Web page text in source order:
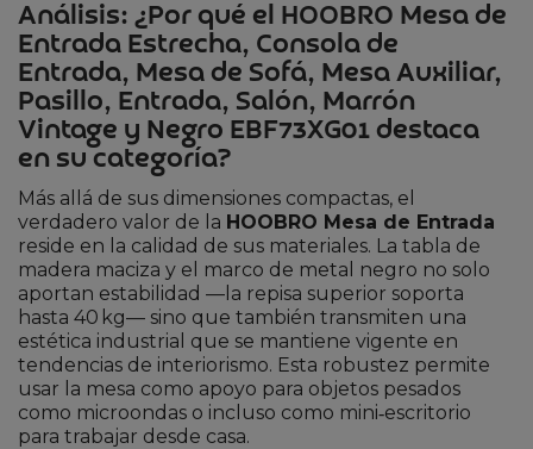
Análisis: ¿Por qué el HOOBRO Mesa de
Entrada Estrecha, Consola de
Entrada, Mesa de Sofá, Mesa Auxiliar,
Pasillo, Entrada, Salón, Marrón
Vintage y Negro EBF73XG01 destaca
en su categoría?
Más allá de sus dimensiones compactas, el
verdadero valor de la HOOBRO Mesa de Entrada
reside en la calidad de sus materiales. La tabla de
madera maciza y el marco de metal negro no solo
aportan estabilidad —la repisa superior soporta
hasta 40 kg— sino que también transmiten una
estética industrial que se mantiene vigente en
tendencias de interiorismo. Esta robustez permite
usar la mesa como apoyo para objetos pesados
como microondas o incluso como mini‑escritorio
para trabajar desde casa.